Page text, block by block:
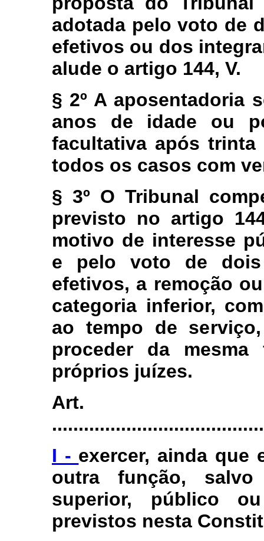
adotada pelo voto de
efetivos ou dos
alude o artigo 144, V.
§ 2º A aposentadoria
anos de idade ou
facultativa após
todos os casos com
§ 3º O Tribunal
previsto no artigo
motivo de interesse
e pelo voto de dois
efetivos, a remoção
categoria inferior,
ao tempo de
proceder da
próprios juízes.
Art.
I - exercer, ainda que
outra função,
superior, público
previstos nesta